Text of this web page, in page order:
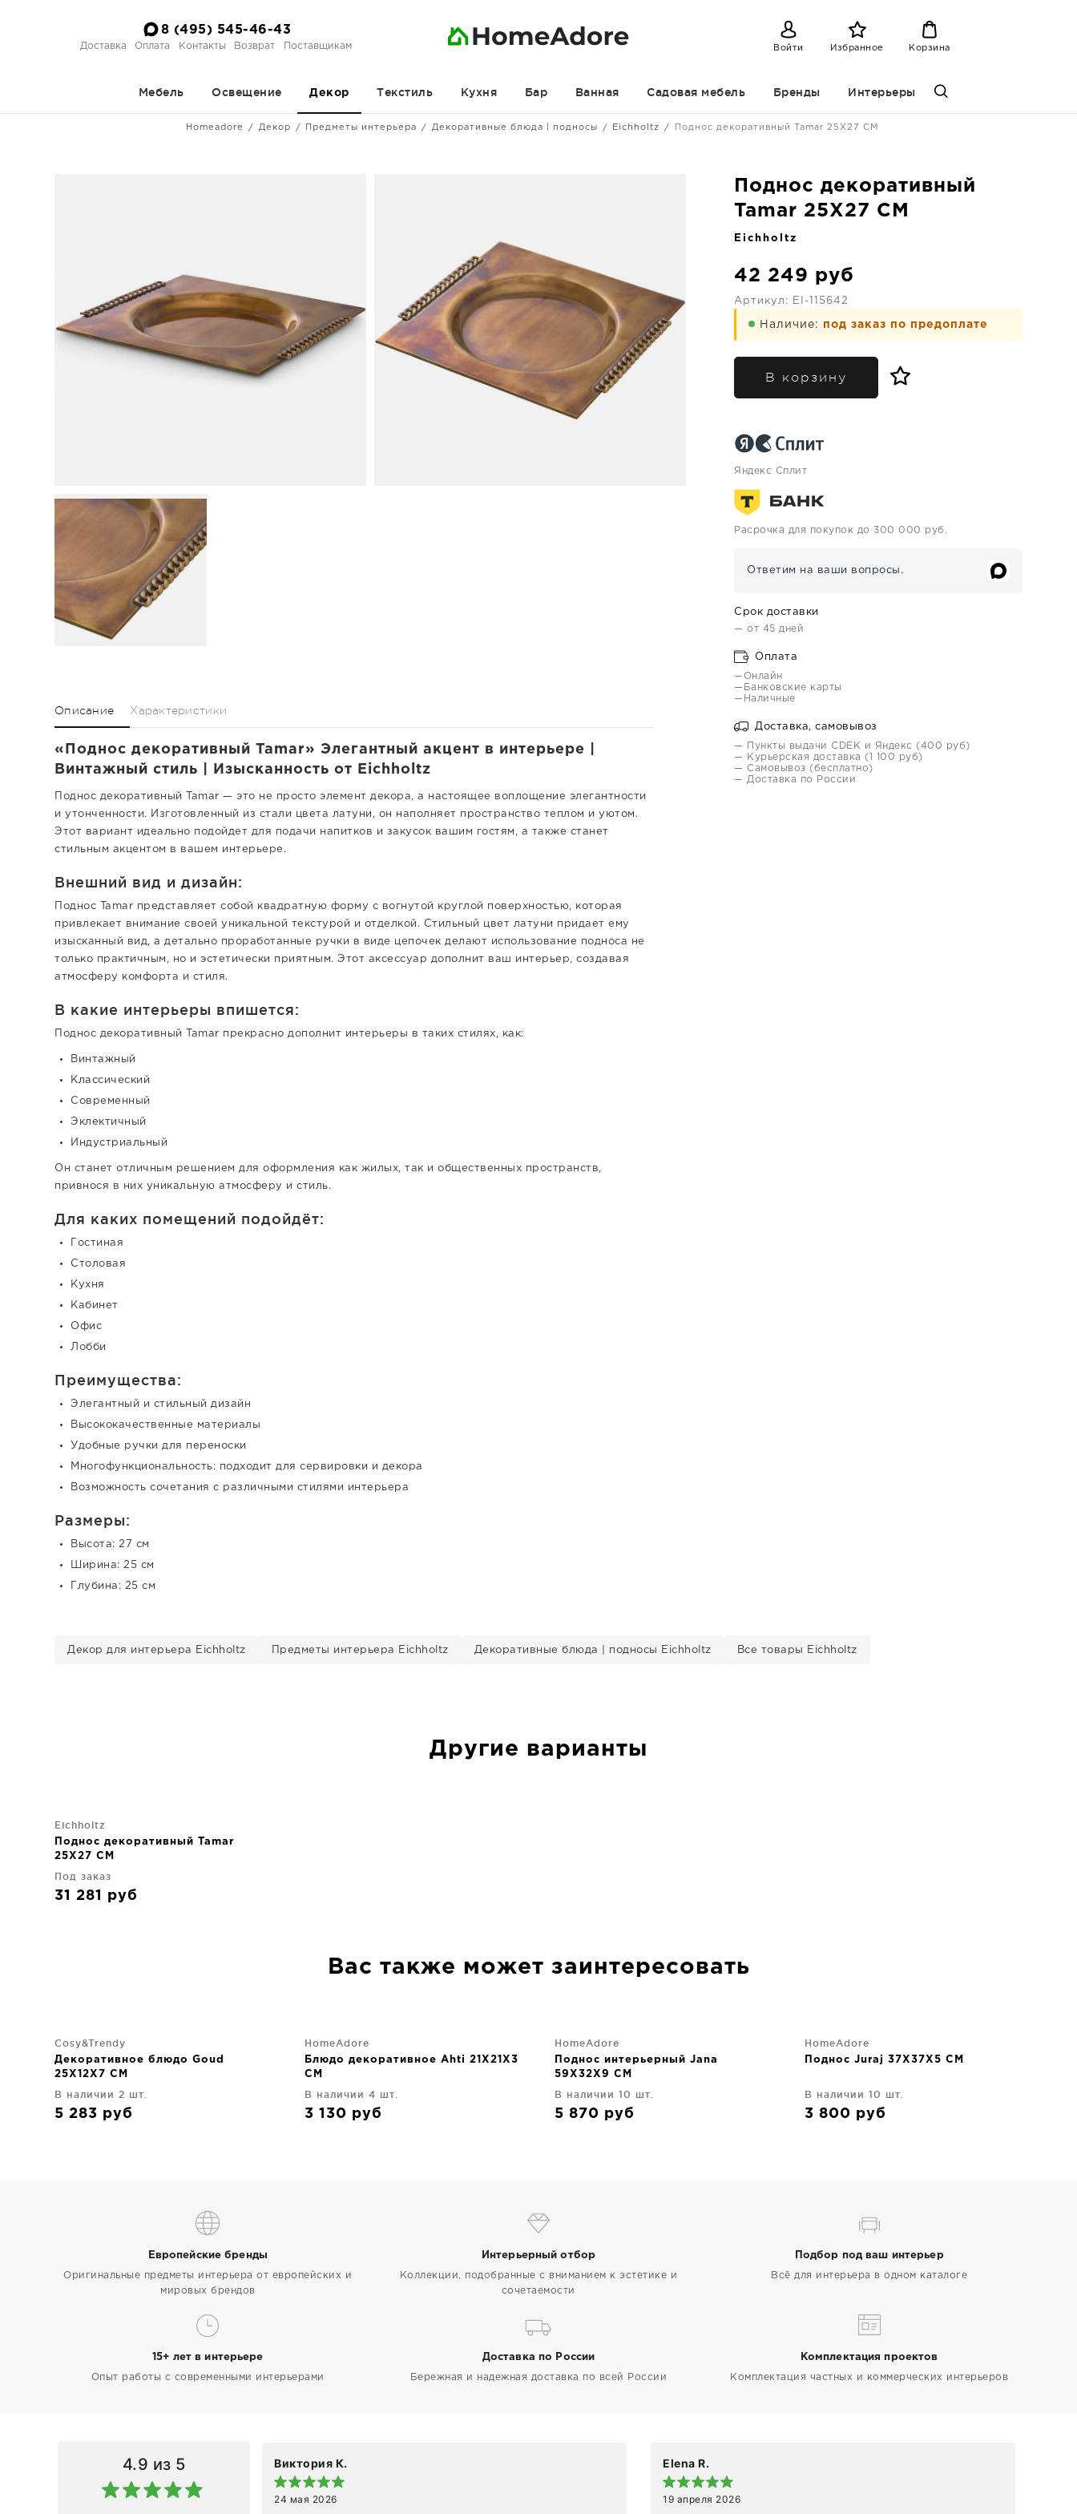
8 (495) 545-46-43
Доставка Оплата Контакты Возврат Поставщикам Войти Избранное Корзина
Мебель Освещение Декор Текстиль Кухня Бар Ванная Садовая мебель Бренды Интерьеры
Homeadore Декор Предметы интерьера Декоративные блюда | подносы Eichholtz Поднос декоративный Tamar 25X27 CM
Поднос декоративный
Tamar 25X27 CM
Eichholtz
42 249 руб
Артикул: EI-115642
Наличие: под заказ по предоплате
В корзину
Яндекс Сплит
Расрочка для покупок до 300 000 руб.
Ответим на ваши вопросы.
Срок доставки
— от 45 дней
Оплата
—Онлайн
—Банковские карты
—Наличные
Доставка, самовывоз
— Пункты выдачи CDEK и Яндекс (400 руб)
— Курьерская доставка (1 100 руб)
— Самовывоз (бесплатно)
— Доставка по России
Описание Характеристики
«Поднос декоративный Tamar» Элегантный акцент в интерьере |
Винтажный стиль | Изысканность от Eichholtz
Поднос декоративный Tamar — это не просто элемент декора, а настоящее воплощение элегантности
и утонченности. Изготовленный из стали цвета латуни, он наполняет пространство теплом и уютом.
Этот вариант идеально подойдет для подачи напитков и закусок вашим гостям, а также станет
стильным акцентом в вашем интерьере.
Внешний вид и дизайн:
Поднос Tamar представляет собой квадратную форму с вогнутой круглой поверхностью, которая
привлекает внимание своей уникальной текстурой и отделкой. Стильный цвет латуни придает ему
изысканный вид, а детально проработанные ручки в виде цепочек делают использование подноса не
только практичным, но и эстетически приятным. Этот аксессуар дополнит ваш интерьер, создавая
атмосферу комфорта и стиля.
В какие интерьеры впишется:
Поднос декоративный Tamar прекрасно дополнит интерьеры в таких стилях, как:
Винтажный
Классический
Современный
Эклектичный
Индустриальный
Он станет отличным решением для оформления как жилых, так и общественных пространств,
привнося в них уникальную атмосферу и стиль.
Для каких помещений подойдёт:
Гостиная
Столовая
Кухня
Кабинет
Офис
Лобби
Преимущества:
Элегантный и стильный дизайн
Высококачественные материалы
Удобные ручки для переноски
Многофункциональность: подходит для сервировки и декора
Возможность сочетания с различными стилями интерьера
Размеры:
Высота: 27 см
Ширина: 25 см
Глубина: 25 см
Декор для интерьера Eichholtz Предметы интерьера Eichholtz Декоративные блюда | подносы Eichholtz Все товары Eichholtz
Другие варианты
Eichholtz
Поднос декоративный Tamar
25X27 CM
Под заказ
31 281 руб
Вас также может заинтересовать
Cosy&Trendy
Декоративное блюдо Goud
25X12X7 CM
В наличии 2 шт.
5 283 руб
HomeAdore
Блюдо декоративное Ahti 21X21X3
CM
В наличии 4 шт.
3 130 руб
HomeAdore
Поднос интерьерный Jana
59X32X9 CM
В наличии 10 шт.
5 870 руб
HomeAdore
Поднос Juraj 37X37X5 CM
В наличии 10 шт.
3 800 руб
Европейские бренды
Оригинальные предметы интерьера от европейских и
мировых брендов
Интерьерный отбор
Коллекции, подобранные с вниманием к эстетике и
сочетаемости
Подбор под ваш интерьер
Всё для интерьера в одном каталоге
15+ лет в интерьере
Опыт работы с современными интерьерами
Доставка по России
Бережная и надежная доставка по всей России
Комплектация проектов
Комплектация частных и коммерческих интерьеров
4.9 из 5 Виктория К.
24 мая 2026
Elena R.
19 апреля 2026